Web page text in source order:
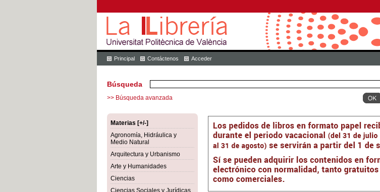
Principal Contáctenos Acceder
Búsqueda
>> Búsqueda avanzada
Materias [+/-]
Agronomía, Hidráulica y
Medio Natural
Arquitectura y Urbanismo
Arte y Humanidades
Ciencias
Ciencias Sociales y Jurídicas